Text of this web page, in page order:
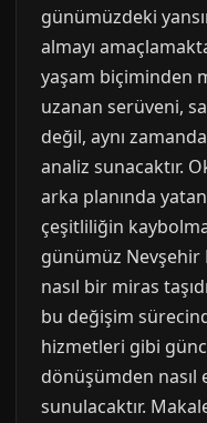
günümüzdeki
almayı
yaşam biçiminden
uzanan serüveni,
değil, aynı
analiz sunacaktır.
arka planında
çeşitliliğin
günümüz
nasıl bir miras
bu değişim
hizmetleri gibi
dönüşümden
sunulacaktır.